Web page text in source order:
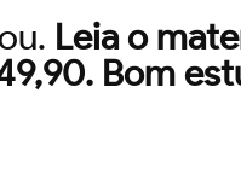
Leia o
Bom